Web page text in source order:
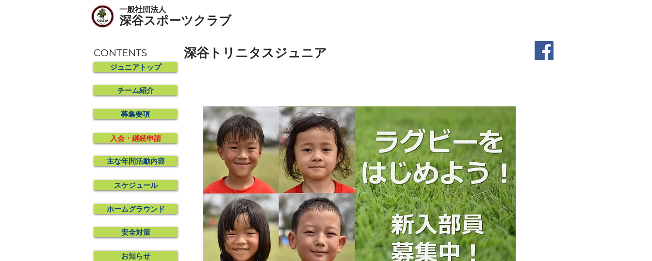
一般社団法人
​深谷スポーツクラブ
CONTENTS
ジュニアトップ
チーム紹介
募集要項
入会・継続申請
主な年間活動内容
スケジュール
ホームグラウンド
安全対策
お知らせ
​深谷トリニタスジュニア